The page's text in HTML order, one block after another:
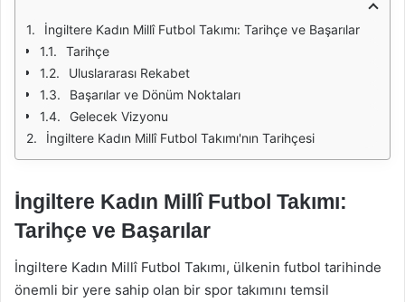
İngiltere Kadın Millî Futbol Takımı: Tarihçe ve Başarılar
Tarihçe
Uluslararası Rekabet
Başarılar ve Dönüm Noktaları
Gelecek Vizyonu
İngiltere Kadın Millî Futbol Takımı'nın Tarihçesi
İngiltere Kadın Millî Futbol Takımı:
Tarihçe ve Başarılar
İngiltere Kadın Millî Futbol Takımı, ülkenin futbol tarihinde
önemli bir yere sahip olan bir spor takımını temsil